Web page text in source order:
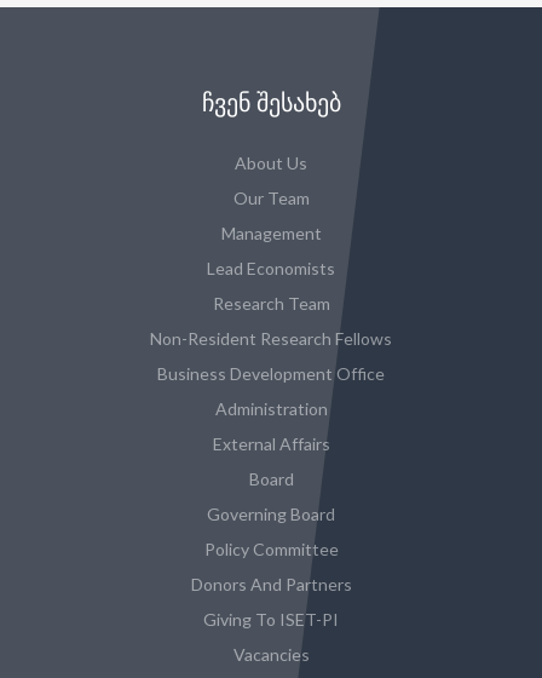
ᲩᲕᲔᲜ ᲨᲔᲡᲐᲮᲔᲑ
About Us
Our Team
Management
Lead Economists
Research Team
Non-Resident Research Fellows
Business Development Office
Administration
External Affairs
Board
Governing Board
Policy Committee
Donors And Partners
Giving To ISET-PI
Vacancies